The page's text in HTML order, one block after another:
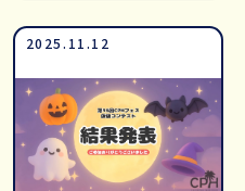
2025.11.12